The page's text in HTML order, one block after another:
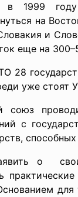
в 1999
на
и
еще на
28
уже стоят
союз
с
о